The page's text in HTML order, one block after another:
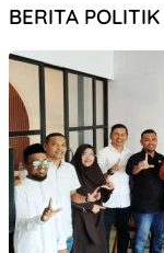
BERITA POLITIK